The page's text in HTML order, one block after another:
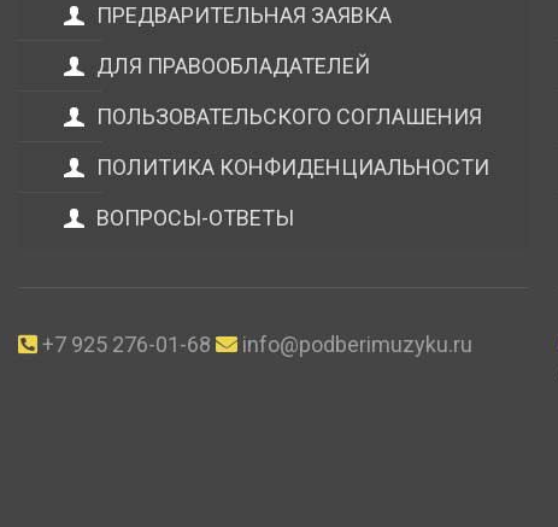
ПРЕДВАРИТЕЛЬНАЯ ЗАЯВКА
ДЛЯ ПРАВООБЛАДАТЕЛЕЙ
ПОЛЬЗОВАТЕЛЬСКОГО СОГЛАШЕНИЯ
ПОЛИТИКА КОНФИДЕНЦИАЛЬНОСТИ
ВОПРОСЫ-ОТВЕТЫ
+7 925 276-01-68 info@podberimuzyku.ru